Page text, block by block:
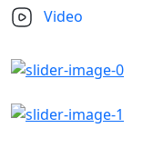
Video